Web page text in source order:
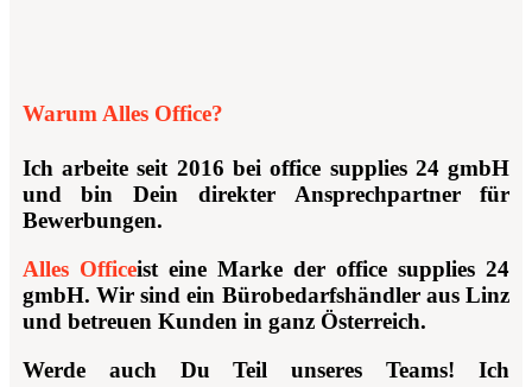
Warum Alles Office?
Ich arbeite seit 2016 bei office supplies 24 gmbH
und bin Dein direkter Ansprechpartner für
Bewerbungen.
Alles Officeist eine Marke der office supplies 24
gmbH. Wir sind ein Bürobedarfshändler aus Linz
und betreuen Kunden in ganz Österreich.
Werde auch Du Teil unseres Teams! Ich